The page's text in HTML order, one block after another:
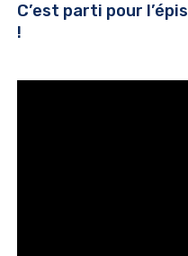
C’est parti pour
!